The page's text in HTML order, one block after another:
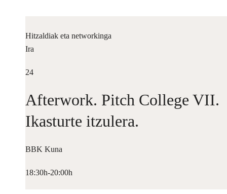
Hitzaldiak eta networkinga
Ira
24
Afterwork. Pitch College VII.
Ikasturte itzulera.
BBK Kuna
18:30h-20:00h